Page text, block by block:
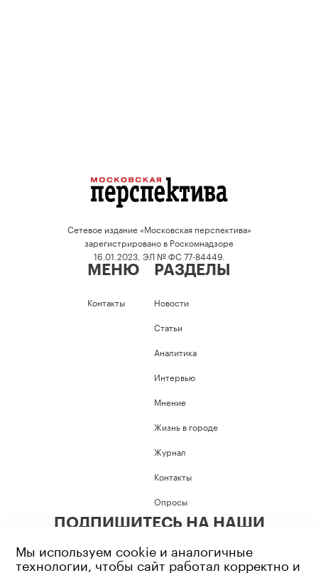
Сетевое издание «Московская перспектива»
зарегистрировано в Роскомнадзоре
16.01.2023, ЭЛ № ФС 77-84449.
МЕНЮ
Контакты
РАЗДЕЛЫ
Новости
Статьи
Аналитика
Интервью
Мнение
Жизнь в городе
Журнал
Контакты
Опросы
ПОДПИШИТЕСЬ НА НАШИ
Мы используем cookie и аналогичные
технологии, чтобы сайт работал корректно и